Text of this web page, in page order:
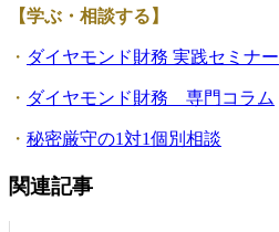
【学ぶ・相談する】
・ ダイヤモンド財務 実践セミナー
・ ダイヤモンド財務 専門コラム
・ 秘密厳守の1対1個別相談
関連記事